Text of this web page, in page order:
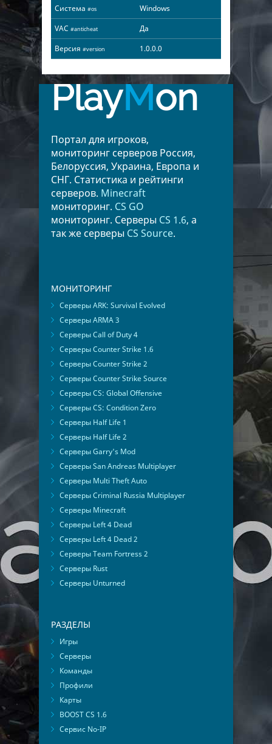
Система #os
Windows
VAC #anticheat
Да
Версия #version 1.0.0.0
PlayMon
Портал для игроков,
мониторинг серверов Россия,
Белоруссия, Украина, Европа и
СНГ. Статистика и рейтинги
серверов. Minecraft
мониторинг. CS GO
мониторинг. Серверы CS 1.6, а
так же серверы CS Source.
МОНИТОРИНГ
Серверы ARK: Survival Evolved
Серверы ARMA 3
Серверы Call of Duty 4
Серверы Counter Strike 1.6
Серверы Counter Strike 2
Серверы Counter Strike Source
Серверы CS: Global Offensive
Серверы CS: Condition Zero
Серверы Half Life 1
Серверы Half Life 2
Серверы Garry's Mod
Серверы San Andreas Multiplayer
Серверы Multi Theft Auto
Серверы Criminal Russia Multiplayer
Серверы Minecraft
Серверы Left 4 Dead
Серверы Left 4 Dead 2
Серверы Team Fortress 2
Серверы Rust
Серверы Unturned
РАЗДЕЛЫ
Игры
Серверы
Команды
Профили
Карты
BOOST CS 1.6
Сервис No-IP